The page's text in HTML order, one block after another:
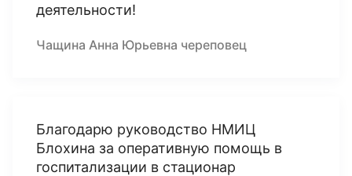
деятельности!
Чащина Анна Юрьевна череповец
Благодарю руководство НМИЦ
Блохина за оперативную помощь в
госпитализации в стационар